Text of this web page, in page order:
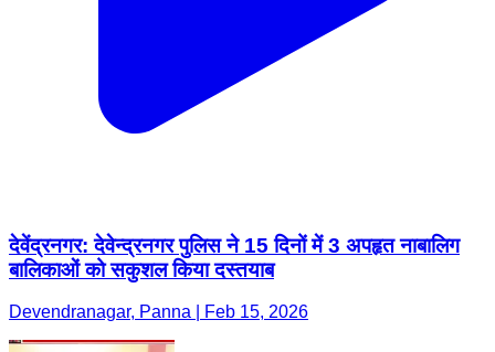
देवेंद्रनगर: देवेन्द्रनगर पुलिस ने 15 दिनों में 3 अपहृत नाबालिग
बालिकाओं को सकुशल किया दस्तयाब
Devendranagar, Panna | Feb 15, 2026